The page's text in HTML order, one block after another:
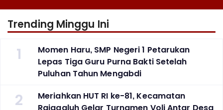
Trending Minggu Ini
1
Momen Haru, SMP Negeri 1 Petarukan
Lepas Tiga Guru Purna Bakti Setelah
Puluhan Tahun Mengabdi
2
Meriahkan HUT RI ke-81, Kecamatan